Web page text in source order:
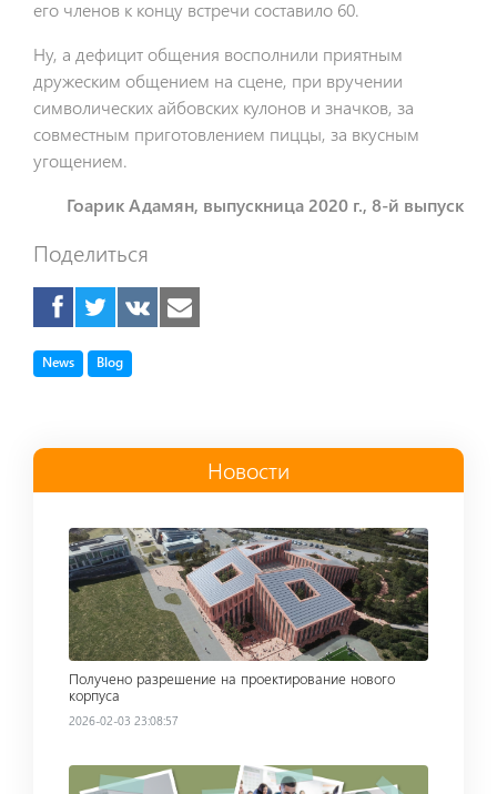
его членов к концу встречи составило 60.
Ну, а дефицит общения восполнили приятным
дружеским общением на сцене, при вручении
символических айбовских кулонов и значков, за
совместным приготовлением пиццы, за вкусным
угощением.
Гоарик Адамян, выпускница 2020 г., 8-й выпуск
Поделиться
TagNews TagBlog
Новости
Read more
Получено разрешение на проектирование нового
корпуса
2026-02-03 23:08:57
Read more